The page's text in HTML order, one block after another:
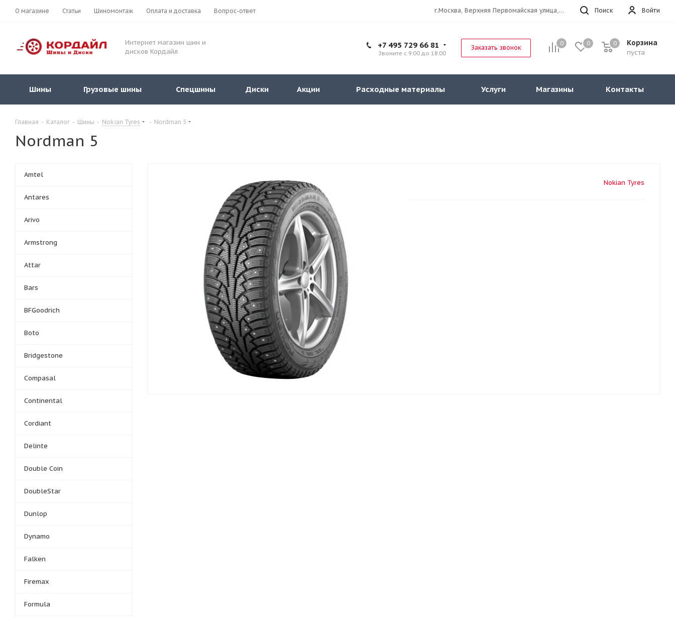
О магазине Статьи Шиномонтаж Оплата и доставка Вопрос-ответ Войти
Поиск
г.Москва, Верхняя Первомайская улица, 47к11 офис 214
Интернет магазин шин и
дисков Кордайл
0 0 Корзина
пуста
0
+7 495 729 66 81
Звоните с 9:00 до 18:00
Заказать звонок
Шины Грузовые шины Спецшины Диски Акции Расходные материалы Услуги Магазины Контакты
Главная - Каталог - Шины - Nokian Tyres - Nordman 5
Nordman 5
Nokian Tyres
Amtel
Antares
Arivo
Armstrong
Attar
Bars
BFGoodrich
Boto
Bridgestone
Compasal
Continental
Cordiant
Delinte
Double Coin
DoubleStar
Dunlop
Dynamo
Falken
Firemax
Formula